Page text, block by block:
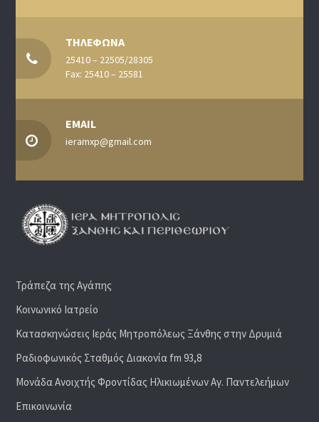
ΤΗΛΕΦΩΝΑ
25410 – 22505/28305
Fax: 25410 – 25581
EMAIL
ieramxp@gmail.com
Τράπεζα της Αγάπης
Κοινωνικό Ιατρείο
Κατασκηνώσεις Ιεράς Μητροπόλεως Ξάνθης στην Δρυμιά
Ραδιoφωνικός Σταθμός Διακονία fm 93,8
Μονάδα Ανοιχτής Φροντίδας Ηλικιωμένων Αγ. Παντελεήμων
Επικοινωνία